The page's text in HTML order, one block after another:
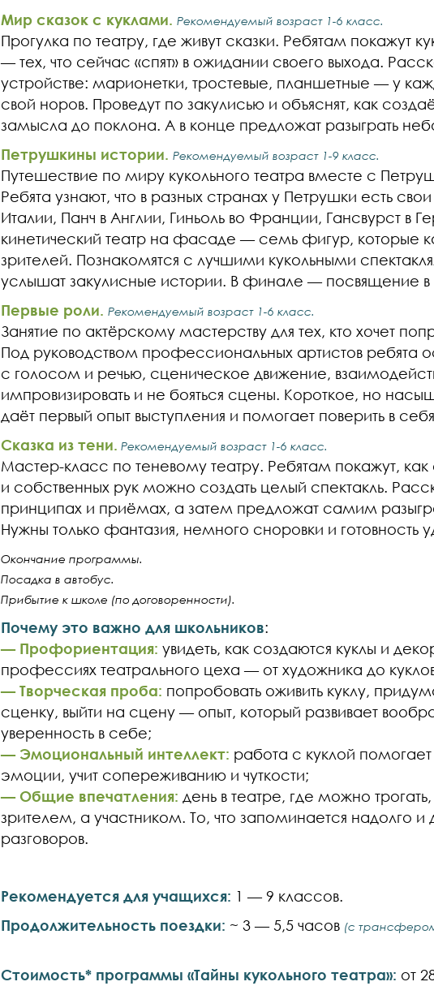
Мир сказок с куклами.Рекомендуемый возраст 1-6 класс.
Прогулка по театру, где живут сказки. Ребятам покажут
— тех, что сейчас «спят» в ожидании своего выхода.
устройстве: марионетки, тростевые, планшетные — у
свой норов. Проведут по закулисью и объяснят, как
замысла до поклона. А в конце предложат разыграть
Петрушкины истории.Рекомендуемый возраст 1-9 класс.
Путешествие по миру кукольного театра вместе с
Ребята узнают, что в разных странах у Петрушки есть
Италии, Панч в Англии, Гиньоль во Франции, Гансвурст в
кинетический театр на фасаде — семь фигур, которые
зрителей. Познакомятся с лучшими кукольными
услышат закулисные истории. В финале — посвящение в
Первые роли.Рекомендуемый возраст 1-6 класс.
Занятие по актёрскому мастерству для тех, кто хочет
Под руководством профессиональных артистов ребята
с голосом и речью, сценическое движение,
импровизировать и не бояться сцены. Короткое, но
даёт первый опыт выступления и помогает поверить в
Сказка из тени. Рекомендуемый возраст 1-6 класс.
Мастер-класс по теневому театру. Ребятам покажут,
и собственных рук можно создать целый спектакль.
принципах и приёмах, а затем предложат самим
Нужны только фантазия, немного сноровки и готовность
Окончание программы.
Посадка в автобус.
Прибытие к школе (по договоренности).
Почему это важно для школьников:
— Профориентация: увидеть, как создаются куклы и
профессиях театрального цеха — от художника до
— Творческая проба: попробовать оживить куклу,
сценку, выйти на сцену — опыт, который развивает
уверенность в себе;
— Эмоциональный интеллект: работа с куклой
эмоции, учит сопереживанию и чуткости;
— Общие впечатления: день в театре, где можно
зрителем, а участником. То, что запоминается надолго
разговоров.
Рекомендуется для учащихся: 1 — 9 классов.
Продолжительность поездки: ~ 3 — 5,5 часов (с
Стоимость* программы «Тайны кукольного театра»: от